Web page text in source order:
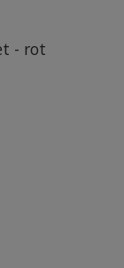
- rot